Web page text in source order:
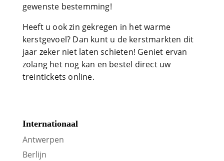
gewenste bestemming!
Heeft u ook zin gekregen in het warme
kerstgevoel? Dan kunt u de kerstmarkten dit
jaar zeker niet laten schieten! Geniet ervan
zolang het nog kan en bestel direct uw
treintickets online.
Internationaal
Antwerpen
Berlijn